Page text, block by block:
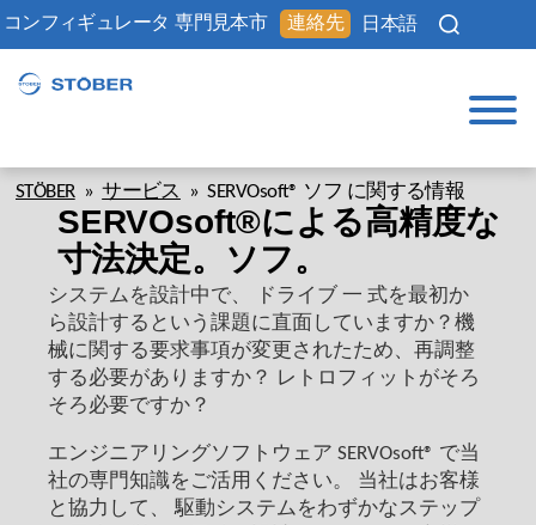
コンフィギュレータ 専門見本市 連絡先 日本語
STÖBER » サービス » SERVOsoft® ソフ に関する情報
SERVOsoft®による高精度な
寸法決定。ソフ。
システムを設計中で、 ドライブ 一 式を最初か
ら設計するという課題に直面していますか？機
械に関する要求事項が変更されたため、再調整
する必要がありますか？ レトロフィットがそろ
そろ必要ですか？
エンジニアリングソフトウェア SERVOsoft® で当
社の専門知識をご活用ください。 当社はお客様
と協力して、 駆動システムをわずかなステップ